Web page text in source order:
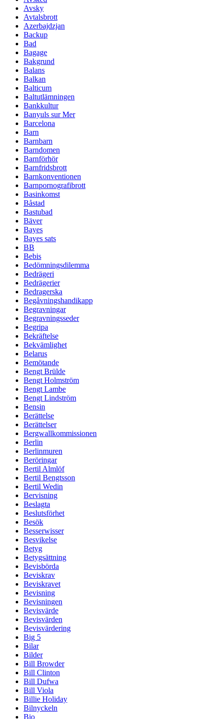
Avsky
Avtalsbrott
Azerbajdzjan
Backup
Bad
Bagage
Bakgrund
Balans
Balkan
Balticum
Baltutlämningen
Bankkultur
Banyuls sur Mer
Barcelona
Barn
Barnbarn
Barndomen
Barnförhör
Barnfridsbrott
Barnkonventionen
Barnpornografibrott
Basinkomst
Båstad
Bastubad
Bäver
Bayes
Bayes sats
BB
Bebis
Bedömningsdilemma
Bedrägeri
Bedrägerier
Bedragerska
Begåvningshandikapp
Begravningar
Begravningsseder
Begripa
Bekräftelse
Bekvämlighet
Belarus
Bemötande
Bengt Brülde
Bengt Holmström
Bengt Lambe
Bengt Lindström
Bensin
Berättelse
Berättelser
Bergwallkommissionen
Berlin
Berlinmuren
Beröringar
Bertil Almlöf
Bertil Bengtsson
Bertil Wedin
Bervisning
Beslagta
Beslutsförhet
Besök
Besserwisser
Besvikelse
Betyg
Betygsättning
Bevisbörda
Beviskrav
Beviskravet
Bevisning
Bevisningen
Bevisvärde
Bevisvärden
Bevisvärdering
Big 5
Bilar
Bilder
Bill Browder
Bill Clinton
Bill Dufwa
Bill Viola
Billie Holiday
Bilnyckeln
Bio